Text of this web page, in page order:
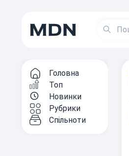
Головна
Топ
Новинки
Рубрики
Спільноти